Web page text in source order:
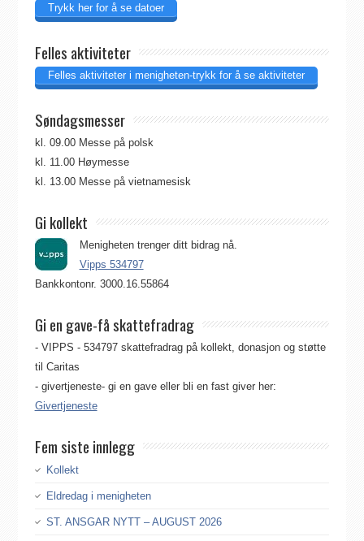
Trykk her for å se datoer
Felles aktiviteter
Felles aktiviteter i menigheten-trykk for å se aktiviteter
Søndagsmesser
kl. 09.00 Messe på polsk
kl. 11.00 Høymesse
kl. 13.00 Messe på vietnamesisk
Gi kollekt
Menigheten trenger ditt bidrag nå.
Vipps 534797
Bankkontonr. 3000.16.55864
Gi en gave-få skattefradrag
- VIPPS - 534797 skattefradrag på kollekt, donasjon og støtte
til Caritas
- givertjeneste- gi en gave eller bli en fast giver her:
Givertjeneste
Fem siste innlegg
Kollekt
Eldredag i menigheten
ST. ANSGAR NYTT – AUGUST 2026